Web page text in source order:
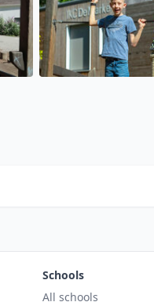
Schools
All schools